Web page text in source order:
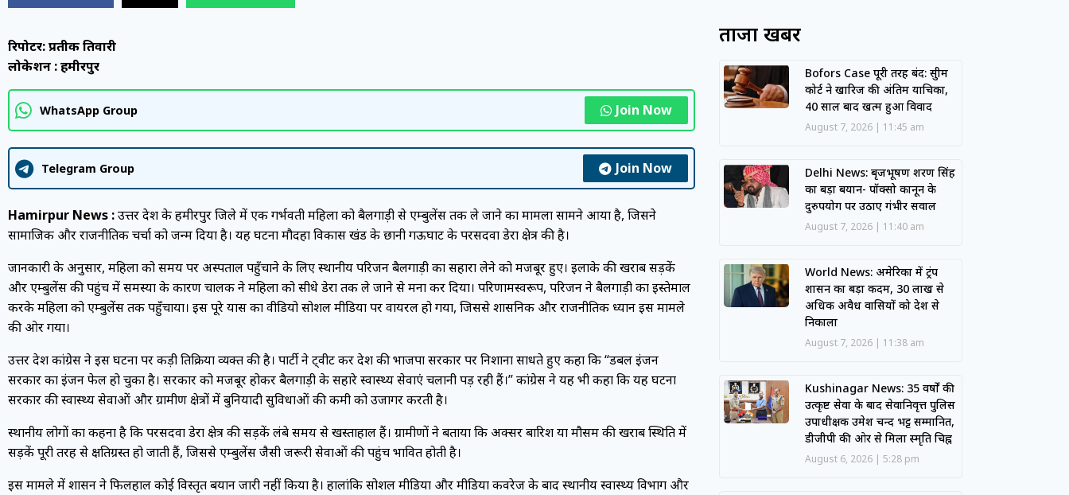
रिपोर्टर: प्रतीक तिवारी
लोकेशन : हमीरपुर
WhatsApp Group Join Now
Telegram Group Join Now
Hamirpur News :उत्तर प्रदेश के हमीरपुर जिले में एक गर्भवती महिला को बैलगाड़ी से एम्बुलेंस तक ले जाने का मामला सामने आया है, जिसने
सामाजिक और राजनीतिक चर्चा को जन्म दिया है। यह घटना मौदहा विकास खंड के छानी गऊघाट के परसदवा डेरा क्षेत्र की है।
जानकारी के अनुसार, महिला को समय पर अस्पताल पहुँचाने के लिए स्थानीय परिजन बैलगाड़ी का सहारा लेने को मजबूर हुए। इलाके की खराब सड़कें
और एम्बुलेंस की पहुंच में समस्या के कारण चालक ने महिला को सीधे डेरा तक ले जाने से मना कर दिया। परिणामस्वरूप, परिजन ने बैलगाड़ी का इस्तेमाल
करके महिला को एम्बुलेंस तक पहुँचाया। इस पूरे प्रयास का वीडियो सोशल मीडिया पर वायरल हो गया, जिससे प्रशासनिक और राजनीतिक ध्यान इस मामले
की ओर गया।
उत्तर प्रदेश कांग्रेस ने इस घटना पर कड़ी प्रतिक्रिया व्यक्त की है। पार्टी ने ट्वीट कर प्रदेश की भाजपा सरकार पर निशाना साधते हुए कहा कि “डबल इंजन
सरकार का इंजन फेल हो चुका है। सरकार को मजबूर होकर बैलगाड़ी के सहारे स्वास्थ्य सेवाएं चलानी पड़ रही हैं।” कांग्रेस ने यह भी कहा कि यह घटना
सरकार की स्वास्थ्य सेवाओं और ग्रामीण क्षेत्रों में बुनियादी सुविधाओं की कमी को उजागर करती है।
स्थानीय लोगों का कहना है कि परसदवा डेरा क्षेत्र की सड़कें लंबे समय से खस्ताहाल हैं। ग्रामीणों ने बताया कि अक्सर बारिश या मौसम की खराब स्थिति में
सड़कें पूरी तरह से क्षतिग्रस्त हो जाती हैं, जिससे एम्बुलेंस जैसी जरूरी सेवाओं की पहुंच प्रभावित होती है।
इस मामले में प्रशासन ने फिलहाल कोई विस्तृत बयान जारी नहीं किया है। हालांकि सोशल मीडिया और मीडिया कवरेज के बाद स्थानीय स्वास्थ्य विभाग और
ताजा खबरें
Bofors Case पूरी तरह बंद: सुप्रीम
कोर्ट ने खारिज की अंतिम याचिका,
40 साल बाद खत्म हुआ विवाद
August 7, 2026 11:45 am
Delhi News: बृजभूषण शरण सिंह
का बड़ा बयान- पॉक्सो कानून के
दुरुपयोग पर उठाए गंभीर सवाल
August 7, 2026 11:40 am
World News: अमेरिका में ट्रंप
प्रशासन का बड़ा कदम, 30 लाख से
अधिक अवैध प्रवासियों को देश से
निकाला
August 7, 2026 11:38 am
Kushinagar News: 35 वर्षों की
उत्कृष्ट सेवा के बाद सेवानिवृत्त पुलिस
उपाधीक्षक उमेश चन्द भट्ट सम्मानित,
डीजीपी की ओर से मिला स्मृति चिह्न
August 6, 2026 5:28 pm